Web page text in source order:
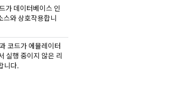
가 데이터베이스 인
스와 상호작용합니
코드가 에뮬레이터
실행 중이지 않은 리
니다.